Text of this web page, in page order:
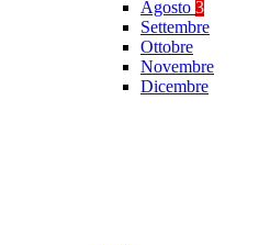
Agosto 3
Settembre
Ottobre
Novembre
Dicembre